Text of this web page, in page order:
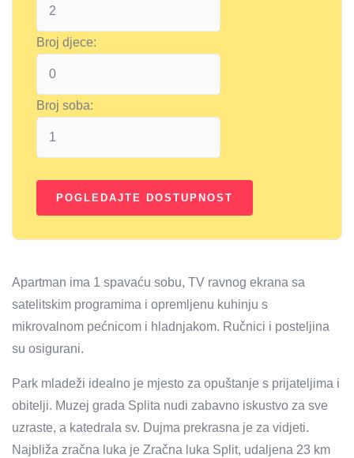
Broj djece:
Broj soba:
Apartman ima 1 spavaću sobu, TV ravnog ekrana sa
satelitskim programima i opremljenu kuhinju s
mikrovalnom pećnicom i hladnjakom. Ručnici i posteljina
su osigurani.
Park mladeži idealno je mjesto za opuštanje s prijateljima i
obitelji. Muzej grada Splita nudi zabavno iskustvo za sve
uzraste, a katedrala sv. Dujma prekrasna je za vidjeti.
Najbliža zračna luka je Zračna luka Split, udaljena 23 km